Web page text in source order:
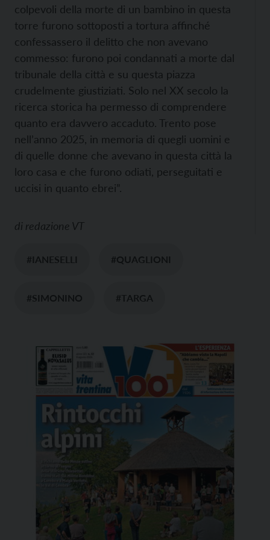
colpevoli della morte di un bambino in questa
torre furono sottoposti a tortura affinché
confessassero il delitto che non avevano
commesso: furono poi condannati a morte dal
tribunale della città e su questa piazza
crudelmente giustiziati. Solo nel XX secolo la
ricerca storica ha permesso di comprendere
quanto era davvero accaduto. Trento pose
nell’anno 2025, in memoria di quegli uomini e
di quelle donne che avevano in questa città la
loro casa e che furono odiati, perseguitati e
uccisi in quanto ebrei”.
di redazione VT
#IANESELLI #QUAGLIONI
#SIMONINO #TARGA